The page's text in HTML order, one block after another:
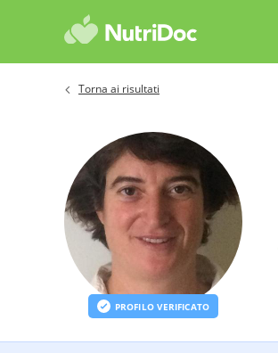
Torna ai risultati
PROFILO VERIFICATO